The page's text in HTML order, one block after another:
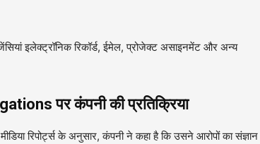
इलेक्ट्रॉनिक रिकॉर्ड, ईमेल, प्रोजेक्ट असाइनमेंट और अन्य
पर कंपनी की प्रतिक्रिया
रिपोर्ट्स के अनुसार, कंपनी ने कहा है कि उसने आरोपों का संज्ञान